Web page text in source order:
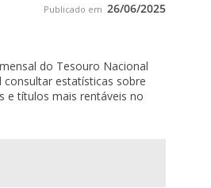
Publicado em 26/06/2025
do Tesouro Nacional
estatísticas sobre
e títulos mais rentáveis no